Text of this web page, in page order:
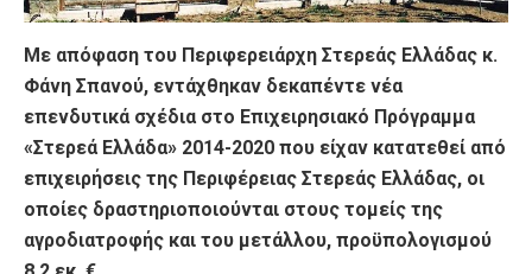
Με απόφαση του Περιφερειάρχη Στερεάς Ελλάδας κ.
Φάνη Σπανού, εντάχθηκαν δεκαπέντε νέα
επενδυτικά σχέδια στο Επιχειρησιακό Πρόγραμμα
«Στερεά Ελλάδα» 2014-2020 που είχαν κατατεθεί από
επιχειρήσεις της Περιφέρειας Στερεάς Ελλάδας, οι
οποίες δραστηριοποιούνται στους τομείς της
αγροδιατροφής και του μετάλλου, προϋπολογισμού